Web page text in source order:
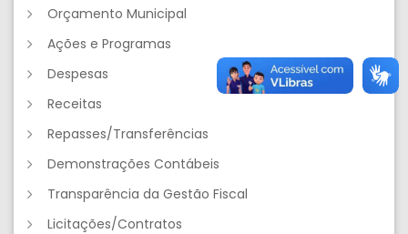
Orçamento Municipal
Ações e Programas
Despesas
Receitas
Repasses/Transferências
Demonstrações Contábeis
Transparência da Gestão Fiscal
Licitações/Contratos